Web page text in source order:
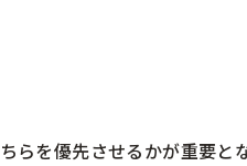
らを優先させるかが重要と